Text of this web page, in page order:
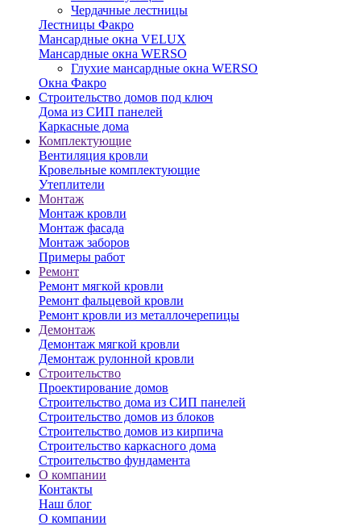
Чердачные лестницы
Лестницы Факро
Мансардные окна VELUX
Мансардные окна WERSO
Глухие мансардные окна WERSO
Окна Факро
Строительство домов под ключ
Дома из СИП панелей
Каркасные дома
Комплектующие
Вентиляция кровли
Кровельные комплектующие
Утеплители
Монтаж
Монтаж кровли
Монтаж фасада
Монтаж заборов
Примеры работ
Ремонт
Ремонт мягкой кровли
Ремонт фальцевой кровли
Ремонт кровли из металлочерепицы
Демонтаж
Демонтаж мягкой кровли
Демонтаж рулонной кровли
Строительство
Проектирование домов
Строительство дома из СИП панелей
Строительство домов из блоков
Строительство домов из кирпича
Строительство каркасного дома
Строительство фундамента
О компании
Контакты
Наш блог
О компании